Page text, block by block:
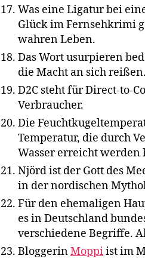
Was eine Ligatur bei
Glück im Fernsehkrimi
wahren Leben.
Das Wort usurpieren
die Macht an sich reißen.
D2C steht für Direct-to-
Verbraucher.
Die
Temperatur, die durch
Wasser erreicht werden
Njörd ist der Gott des
in der nordischen
Für den ehemaligen
es in Deutschland
verschiedene Begriffe.
BloggerinMoppiist im